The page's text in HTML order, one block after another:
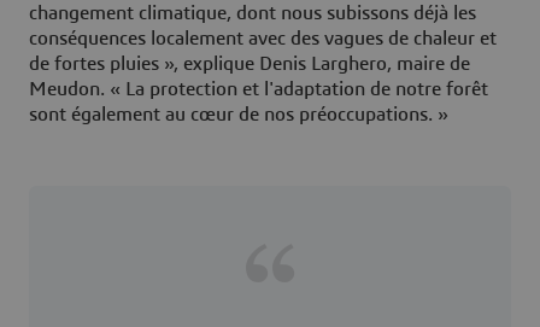
changement climatique, dont nous subissons déjà les
conséquences localement avec des vagues de chaleur et
de fortes pluies », explique Denis Larghero, maire de
Meudon. « La protection et l'adaptation de notre forêt
sont également au cœur de nos préoccupations. »